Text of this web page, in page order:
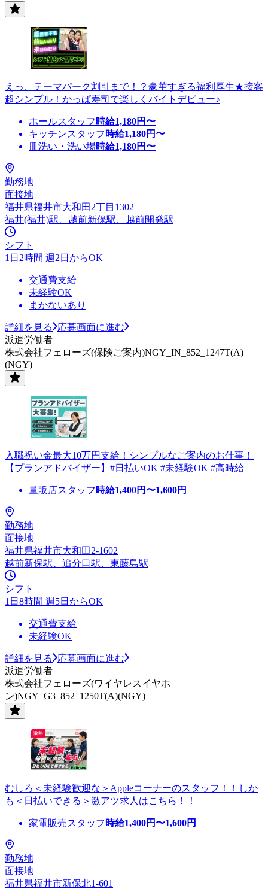
えっ、テーマパーク割引まで！？豪華すぎる福利厚生★接客
超シンプル！かっぱ寿司で楽しくバイトデビュー♪
ホールスタッフ 時給1,180円〜
キッチンスタッフ 時給1,180円〜
皿洗い・洗い場時給1,180円〜
勤務地
面接地
福井県福井市大和田2丁目1302
福井(福井)駅、越前新保駅、越前開発駅
シフト
1日2時間 週2日からOK
交通費支給
未経験OK
まかないあり
詳細を見る
応募画面に進む
派遣労働者
株式会社フェローズ(保険ご案内)NGY_IN_852_1247T(A)
(NGY)
入職祝い金最大10万円支給！シンプルなご案内のお仕事！
【プランアドバイザー】#日払いOK #未経験OK #高時給
量販店スタッフ 時給1,400円〜1,600円
勤務地
面接地
福井県福井市大和田2-1602
越前新保駅、追分口駅、東藤島駅
シフト
1日8時間 週5日からOK
交通費支給
未経験OK
詳細を見る
応募画面に進む
派遣労働者
株式会社フェローズ(ワイヤレスイヤホ
ン)NGY_G3_852_1250T(A)(NGY)
むしろ＜未経験歓迎な＞Appleコーナーのスタッフ！！しか
も＜日払いできる＞激アツ求人はこちら！！
家電販売スタッフ 時給1,400円〜1,600円
勤務地
面接地
福井県福井市新保北1-601